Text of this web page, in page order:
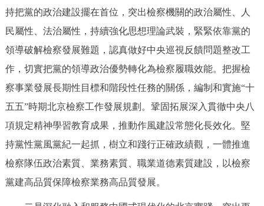
持把黨的政治建設擺在首位，突出檢察機關的政治屬性、人
民屬性、法治屬性，持續強化思想理論武裝，緊緊依靠黨的
領導破解檢察發展難題，認真做好中央巡視反饋問題整改工
作，切實把黨的領導政治優勢轉化為檢察履職效能。把握檢
察事業發展長期性目標和階段性任務的關係，編制和實施“十
五五”時期北京檢察工作發展規劃。鞏固拓展深入貫徹中央八
項規定精神學習教育成果，推動作風建設常態化長效化。堅
持黨性黨風黨紀一起抓，樹立和踐行正確政績觀，一體推進
檢察隊伍政治素質、業務素質、職業道德素質建設，以檢察
黨建高品質保障檢察業務高品質發展。